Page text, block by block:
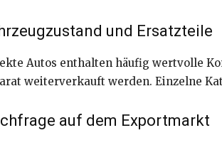
und Ersatzteile
Autos enthalten häufig wertvolle
weiterverkauft werden. Einzelne
auf dem Exportmarkt